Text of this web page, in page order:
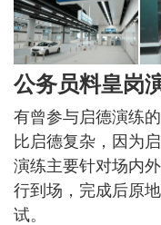
公务员料皇岗
有曾参与启德演练
比启德复杂，因为
演练主要针对场内
行到场，完成后原
试。